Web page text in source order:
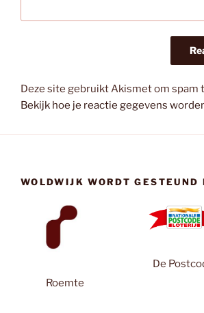
Deze site gebruikt Akismet om spam
Bekijk hoe je reactie gegevens
WOLDWIJK WORDT GESTEUND
Roemte
De